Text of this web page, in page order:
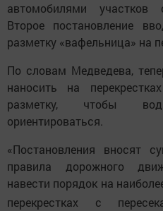
автомобилями
Второе постановление
разметку «вафельница» на
По словам Медведева,
наносить на
разметку, чтобы
ориентироваться.
«Постановления вносят
правила дорожного
навести порядок на
перекрестках с